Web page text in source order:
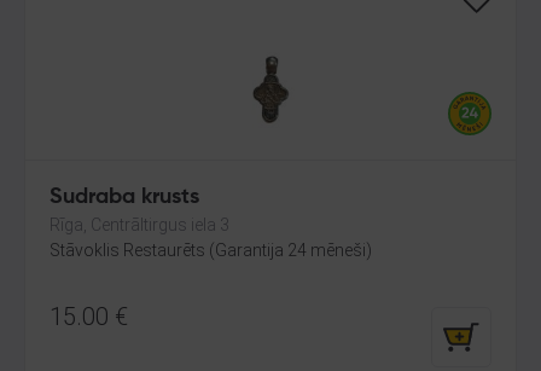
Sudraba krusts
Rīga, Centrāltirgus iela 3
Stāvoklis Restaurēts (Garantija 24 mēneši)
15.00 €